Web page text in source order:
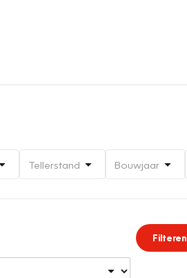
Tellerstand Bouwjaar
Filteren